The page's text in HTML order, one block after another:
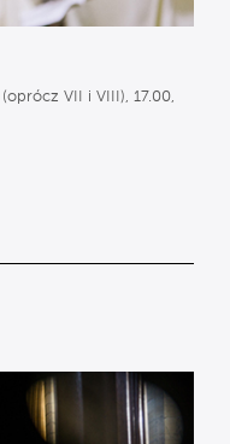
VII i VIII), 17.00,